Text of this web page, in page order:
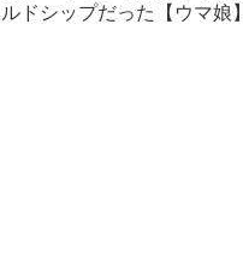
ルドシップだった【ウマ娘】